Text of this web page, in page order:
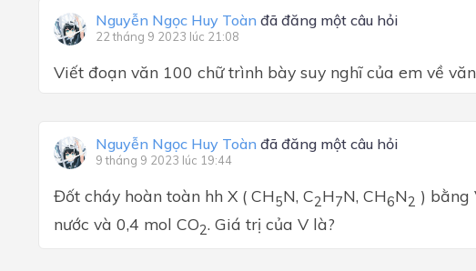
Nguyễn Ngọc Huy Toàn đã đăng một câu hỏi
22 tháng 9 2023 lúc 21:08
Viết đoạn văn 100 chữ trình bày suy nghĩ của em về
Nguyễn Ngọc Huy Toàn đã đăng một câu hỏi
9 tháng 9 2023 lúc 19:44
Đốt cháy hoàn toàn hh X ( CH5N, C2H7N, CH6N2 ) bằng
nước và 0,4 mol CO2. Giá trị của V là?